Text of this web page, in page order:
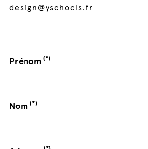
design@yschools.fr
Prénom(*)
Nom(*)